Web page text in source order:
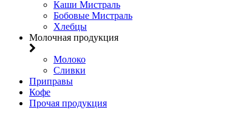
Каши Мистраль
Бобовые Мистраль
Хлебцы
Молочная продукция
Молоко
Сливки
Приправы
Кофе
Прочая продукция